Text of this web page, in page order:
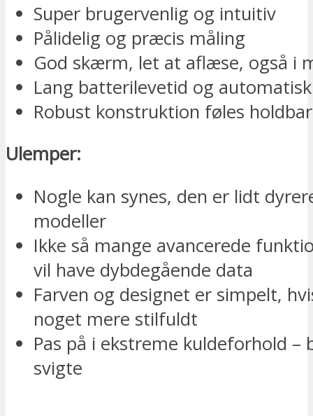
Super brugervenlig og intuitiv
Pålidelig og præcis måling
God skærm, let at aflæse, også i
Lang batterilevetid og
Robust konstruktion føles holdbar
Ulemper:
Nogle kan synes, den er lidt
modeller
Ikke så mange avancerede
vil have dybdegående data
Farven og designet er simpelt,
noget mere stilfuldt
Pas på i ekstreme kuldeforhold –
svigte